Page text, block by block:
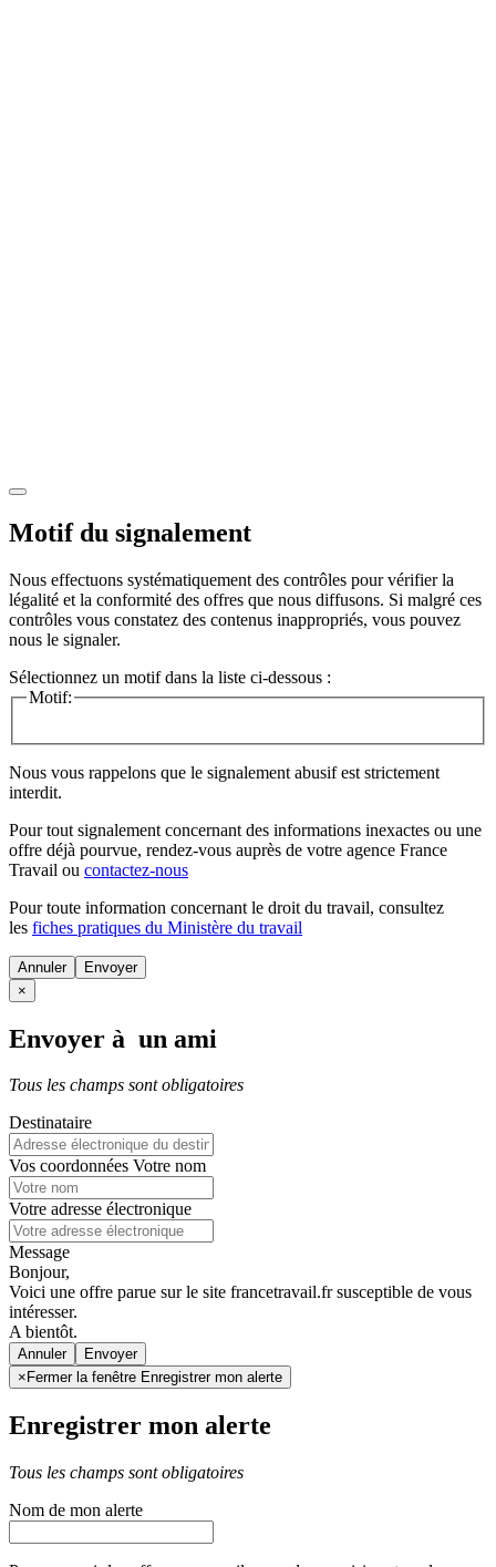
Motif du signalement
Nous effectuons systématiquement des contrôles pour vérifier la
légalité et la conformité des offres que nous diffusons. Si malgré ces
contrôles vous constatez des contenus inappropriés, vous pouvez
nous le signaler.
Sélectionnez un motif dans la liste ci-dessous :
Motif:
Nous vous rappelons que le signalement abusif est strictement
interdit.
Pour tout signalement concernant des informations inexactes ou une
offre déjà pourvue, rendez-vous auprès de votre agence France
Travail ou contactez-nous
Pour toute information concernant le droit du travail, consultez
les fiches pratiques du Ministère du travail
Annuler
×
Envoyer à un ami
Tous les champs sont obligatoires
Destinataire
Vos coordonnées Votre nom
Votre adresse électronique
Message
Bonjour,
Voici une offre parue sur le site francetravail.fr susceptible de vous
intéresser.
A bientôt.
Annuler
× Fermer la fenêtre Enregistrer mon alerte
Enregistrer mon alerte
Tous les champs sont obligatoires
Nom de mon alerte